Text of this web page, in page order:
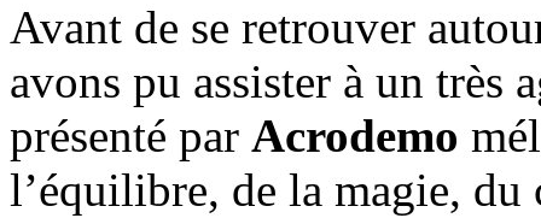
Avant de se retrouver
avons pu assister à un très
présenté par Acrodemo
l’équilibre, de la magie, du